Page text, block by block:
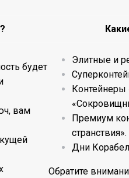
будет
вам
Элитные и
Премиум
странствия».
Дни
Обратите